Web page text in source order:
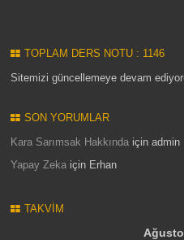
TOPLAM DERS NOTU : 1146
Sitemizi güncellemeye devam
SON YORUMLAR
Kara Sarımsak Hakkında içinadmin
Yapay Zeka için Erhan
TAKVIM